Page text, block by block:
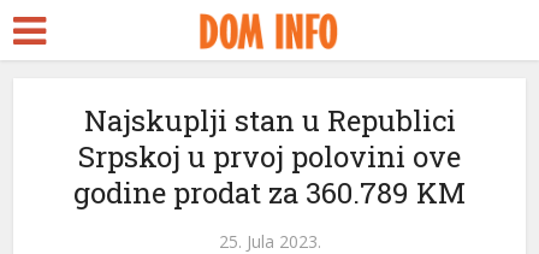
Najskuplji stan u Republici
Srpskoj u prvoj polovini ove
godine prodat za 360.789 KM
25. Jula 2023.